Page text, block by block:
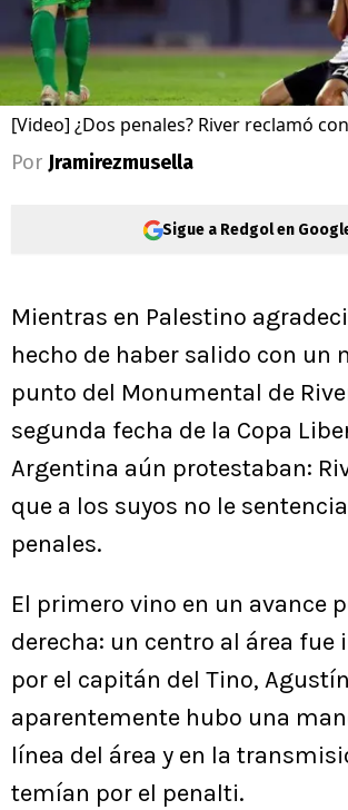
[Video] ¿Dos penales? River reclamó
Por Jramirezmusella
Sigue a Redgol en
Mientras en Palestino
hecho de haber salido con un
punto del Monumental de
segunda fecha de la Copa
Argentina aún protestaban:
que a los suyos no le
penales.
El primero vino en un avance
derecha: un centro al área fue
por el capitán del Tino,
aparentemente hubo una
línea del área y en la
temían por el penalti.